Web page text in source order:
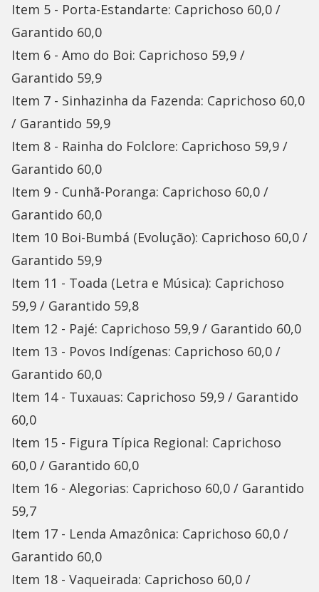
Item 5 - Porta-Estandarte: Caprichoso 60,0 /
Garantido 60,0
Item 6 - Amo do Boi: Caprichoso 59,9 /
Garantido 59,9
Item 7 - Sinhazinha da Fazenda: Caprichoso 60,0
/ Garantido 59,9
Item 8 - Rainha do Folclore: Caprichoso 59,9 /
Garantido 60,0
Item 9 - Cunhã-Poranga: Caprichoso 60,0 /
Garantido 60,0
Item 10 Boi-Bumbá (Evolução): Caprichoso 60,0 /
Garantido 59,9
Item 11 - Toada (Letra e Música): Caprichoso
59,9 / Garantido 59,8
Item 12 - Pajé: Caprichoso 59,9 / Garantido 60,0
Item 13 - Povos Indígenas: Caprichoso 60,0 /
Garantido 60,0
Item 14 - Tuxauas: Caprichoso 59,9 / Garantido
60,0
Item 15 - Figura Típica Regional: Caprichoso
60,0 / Garantido 60,0
Item 16 - Alegorias: Caprichoso 60,0 / Garantido
59,7
Item 17 - Lenda Amazônica: Caprichoso 60,0 /
Garantido 60,0
Item 18 - Vaqueirada: Caprichoso 60,0 /